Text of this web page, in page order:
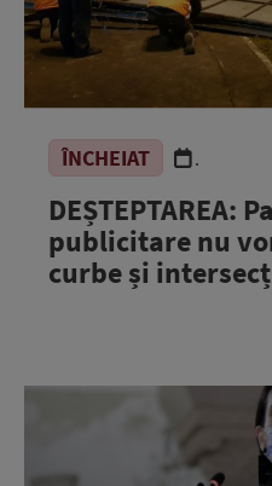
ÎNCHEIAT .
DEȘTEPTAREA:
publicitare nu
curbe și